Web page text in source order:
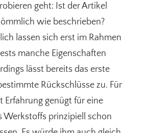
geht: Ist der Artikel
wie beschrieben?
lassen sich erst im Rahmen
manche Eigenschaften
lässt bereits das erste
Rückschlüsse zu. Für
Erfahrung genügt für eine
Werkstoffs prinzipiell schon